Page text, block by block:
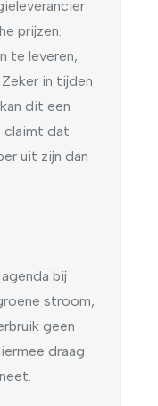
prijzen.
te leveren,
in tijden
dit een
claimt dat
uit zijn dan
bij
stroom,
geen
draag